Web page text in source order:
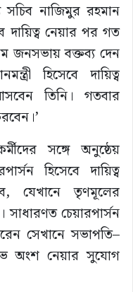
সচিব নাজিমুর রহমান
দায়িত্ব নেয়ার পর গত
জনসভায় বক্তব্য দেন
হিসেবে দায়িত্ব
তিনি। গতবার
সঙ্গে অনুষ্ঠেয়
হিসেবে দায়িত্ব
যেখানে তৃণমূলের
সাধারণত চেয়ারপার্সন
সেখানে সভাপতি–
অংশ নেয়ার সুযোগ